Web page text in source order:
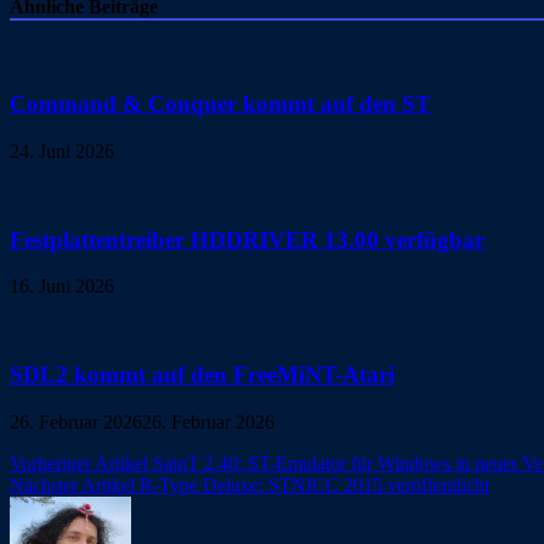
Ähnliche Beiträge
Command & Conquer kommt auf den ST
24. Juni 2026
Festplattentreiber HDDRIVER 13.00 verfügbar
16. Juni 2026
SDL2 kommt auf den FreeMiNT-Atari
26. Februar 202626. Februar 2026
Beitragsnavigation
Vorheriger Artikel SainT 2.40: ST-Emulator für Windows in neuer
Nächster Artikel R-Type Deluxe: STNICC 2015 veröffentlicht